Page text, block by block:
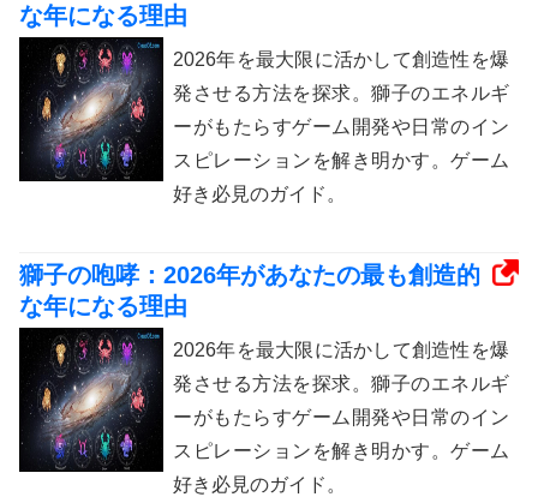
な年になる理由
2026年を最大限に活かして創造性を爆
発させる方法を探求。獅子のエネルギ
ーがもたらすゲーム開発や日常のイン
スピレーションを解き明かす。ゲーム
好き必見のガイド。
獅子の咆哮：2026年があなたの最も創造的
な年になる理由
2026年を最大限に活かして創造性を爆
発させる方法を探求。獅子のエネルギ
ーがもたらすゲーム開発や日常のイン
スピレーションを解き明かす。ゲーム
好き必見のガイド。